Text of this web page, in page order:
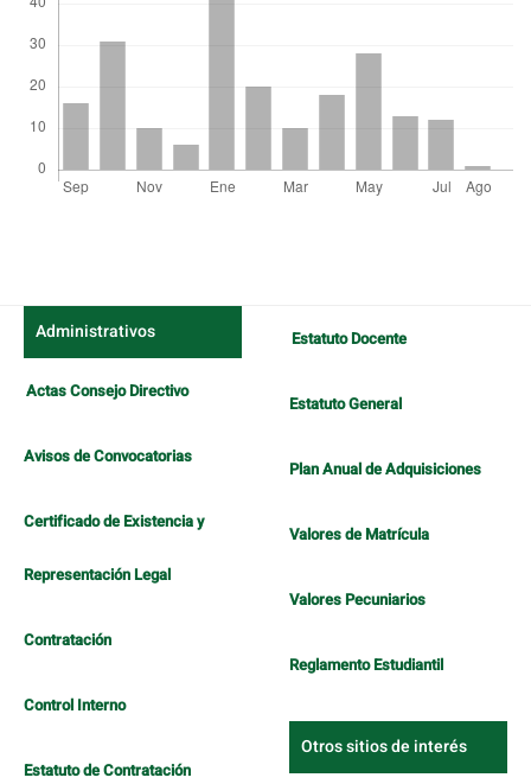
Administrativos
Actas Consejo Directivo
Avisos de Convocatorias
Certificado de Existencia y
Representación Legal
Contratación
Control Interno
Estatuto de Contratación
Estatuto Docente
Estatuto General
Plan Anual de Adquisiciones
Valores de Matrícula
Valores Pecuniarios
Reglamento Estudiantil
Otros sitios de interés